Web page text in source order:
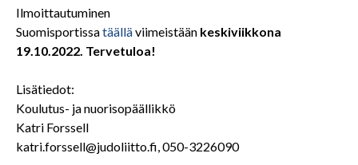
Ilmoittautuminen
Suomisportissatäälläviimeistään keskiviikkona
19.10.2022. Tervetuloa!
Lisätiedot:
Koulutus- ja nuorisopäällikkö
Katri Forssell
katri.forssell@judoliitto.fi, 050-3226090